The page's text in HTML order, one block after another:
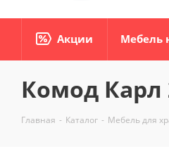
Акции Мебель
Комод Карл
Главная - Каталог - Мебель для